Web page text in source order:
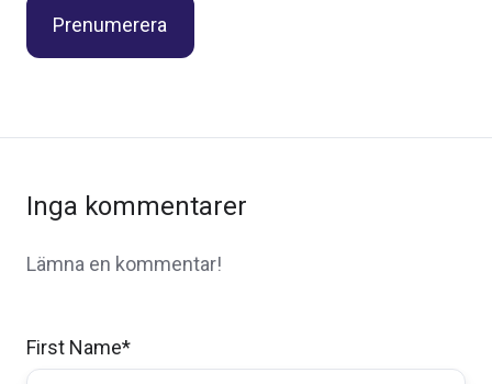
Inga kommentarer
Lämna en kommentar!
First Name*